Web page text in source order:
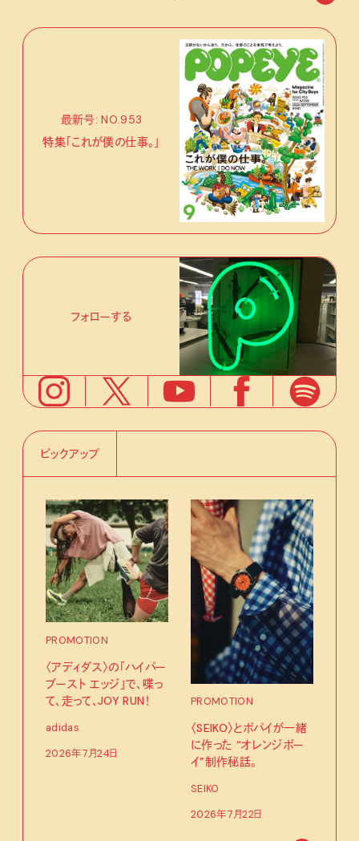
最新号: NO.953
特集「これが僕の仕事。」
フォローする
ピックアップ
PROMOTION
〈アディダス〉の「ハイパー
ブースト エッジ」で、喋っ
て、走って、JOY RUN！
adidas
2026年7月24日
PROMOTION
〈SEIKO〉とポパイが一緒
に作った “オレンジボー
イ”制作秘話。
SEIKO
2026年7月22日